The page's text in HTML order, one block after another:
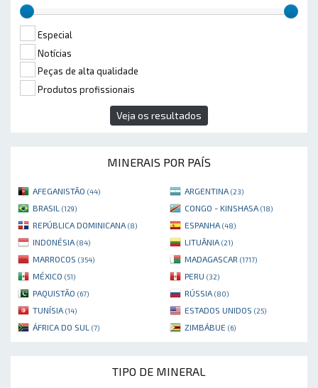
Especial
Notícias
Peças de alta qualidade
Produtos profissionais
Veja os resultados
MINERAIS POR PAÍS
AFEGANISTÃO (44) ARGENTINA (23)
BRASIL (129) CONGO - KINSHASA (18)
REPÚBLICA DOMINICANA (8) ESPANHA (48)
INDONÉSIA (84) LITUÂNIA (21)
MARROCOS (354) MADAGASCAR (1717)
MÉXICO (51) PERU (32)
PAQUISTÃO (67) RÚSSIA (80)
TUNÍSIA (14) ESTADOS UNIDOS (25)
ÁFRICA DO SUL (7) ZIMBÁBUE (6)
TIPO DE MINERAL